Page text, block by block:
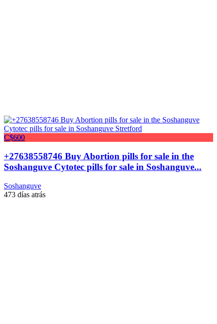
C$600
+27638558746 Buy Abortion pills for sale in the
Soshanguve Cytotec pills for sale in Soshanguve...
Soshanguve
473 días atrás